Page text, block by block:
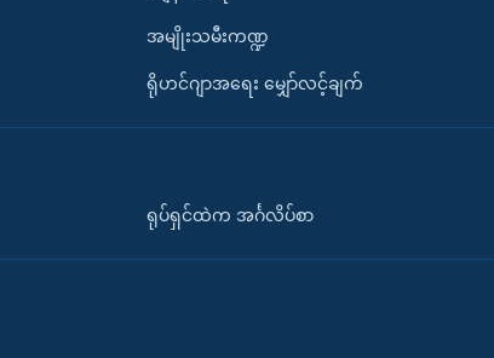
အမျိုးသမီးကဏ္ဍ
ရိုဟင်ဂျာအရေး မျှော်လင့်ချက်
ရုပ်ရှင်ထဲက အင်္ဂလိပ်စာ